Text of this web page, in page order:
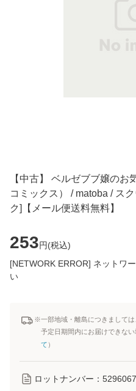
【中古】 ベルゼブブ嬢のお
コミックス） / matoba / ス
ク]【メール便送料無料】
253円(税込)
[NETWORK ERROR] ネットワ
い
※一部地域・離島につきまして
予定日期間内にお届けできな
て ）
ロットナンバー：